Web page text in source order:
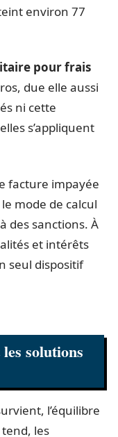
environ 77
pour frais
due elle aussi
ni cette
s’appliquent
facture impayée
mode de calcul
des sanctions. À
et intérêts
seul dispositif
solutions
l’équilibre
les